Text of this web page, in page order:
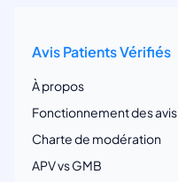
Avis Patients Vérifiés
À propos
Fonctionnement des avis
Charte de modération
APV vs GMB